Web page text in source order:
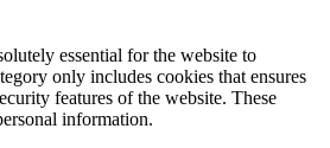
essential for the website to
only includes cookies that ensures
features of the website. These
information.